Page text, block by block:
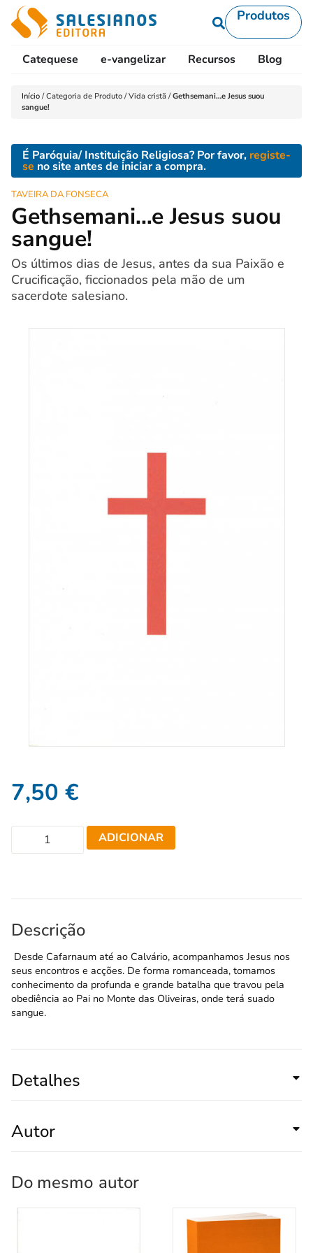
Produtos
Catequese e-vangelizar Recursos Blog
Início /Categoria de Produto /Vida cristã /Gethsemani…e Jesus suou
sangue!
É Paróquia/ Instituição Religiosa? Por favor, registe-
se no site antes de iniciar a compra.
TAVEIRA DA FONSECA
Gethsemani…e Jesus suou
sangue!
Os últimos dias de Jesus, antes da sua Paixão e
Crucificação, ficcionados pela mão de um
sacerdote salesiano.
7,50 €
ADICIONAR
Descrição
Desde Cafarnaum até ao Calvário, acompanhamos Jesus nos
seus encontros e acções. De forma romanceada, tomamos
conhecimento da profunda e grande batalha que travou pela
obediência ao Pai no Monte das Oliveiras, onde terá suado
sangue.
Detalhes
Autor
Do mesmo autor